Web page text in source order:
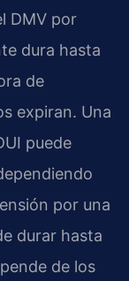
DMV por
dura hasta
de
expiran. Una
puede
por una
durar hasta
de los